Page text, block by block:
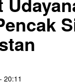
20:11